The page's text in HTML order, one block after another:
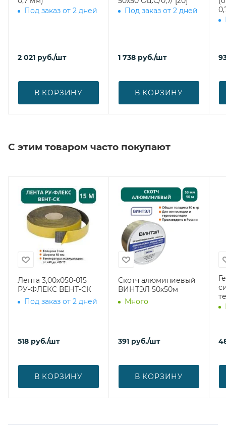
Под заказ от 2 дней
2 021 руб./шт
В КОРЗИНУ
Под заказ от 2 дней
1 738 руб./шт
В КОРЗИНУ
С этим товаром часто покупают
Лента 3,00х050-015
РУ-ФЛЕКС ВЕНТ-СК
Под заказ от 2 дней
518 руб./шт
В КОРЗИНУ
Скотч алюминиевый
ВИНТЭЛ 50х50м
Много
391 руб./шт
В КОРЗИНУ